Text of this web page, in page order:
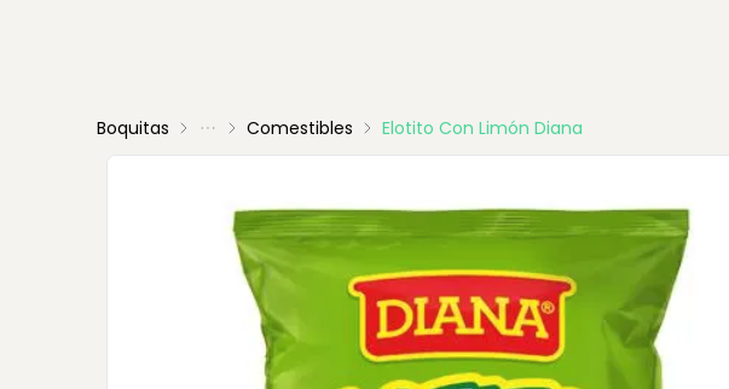
Boquitas Comestibles Elotito Con Limón Diana